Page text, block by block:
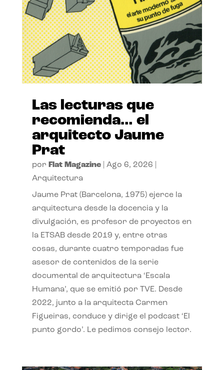
Las lecturas que
recomienda… el
arquitecto Jaume
Prat
por Flat Magazine| Ago 6, 2026
Arquitectura
Jaume Prat (Barcelona, 1975) ejerce la
arquitectura desde la docencia y la
divulgación, es profesor de proyectos en
la ETSAB desde 2019 y, entre otras
cosas, durante cuatro temporadas fue
asesor de contenidos de la serie
documental de arquitectura ‘Escala
Humana’, que se emitió por TVE. Desde
2022, junto a la arquitecta Carmen
Figueiras, conduce y dirige el podcast ‘El
punto gordo’. Le pedimos consejo lector.